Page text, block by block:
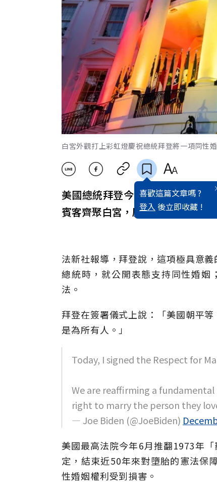
白宮外觀打上彩虹燈慶祝總統拜登將一項同
喜歡這篇文章嗎 ?
登入 後立即收藏 !
美國總統拜登今天將一項同性婚
賓客齊聚白宮，慶祝這項立法上的
法新社報導，拜登說，這項極具意
總統時，就公開表態支持同性婚姻
法。
拜登在簽署儀式上說：「美國朝平
是為所有人。」
Today, I signed the Respect for
We are reaffirming a
right to marry the person they
— Joe Biden (@JoeBiden)
美國最高法院今年6月推翻1973年「
定，結束近50年來對墮胎的憲法保
性婚姻權利受到損害。